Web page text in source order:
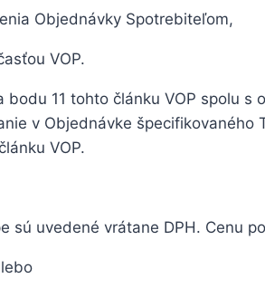
Objednávky Spotrebiteľom,
VOP.
11 tohto článku VOP spolu
v Objednávke
VOP.
sú uvedené vrátane DPH. Cenu